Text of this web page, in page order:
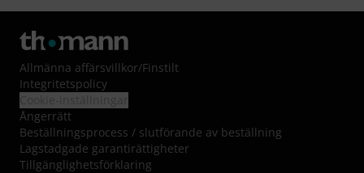
Allmänna affärsvillkor/Finstilt
Integritetspolicy
Ångerrätt
Beställningsprocess / slutförande av beställning
Lagstadgade garantirättigheter
Tillgänglighetsförklaring